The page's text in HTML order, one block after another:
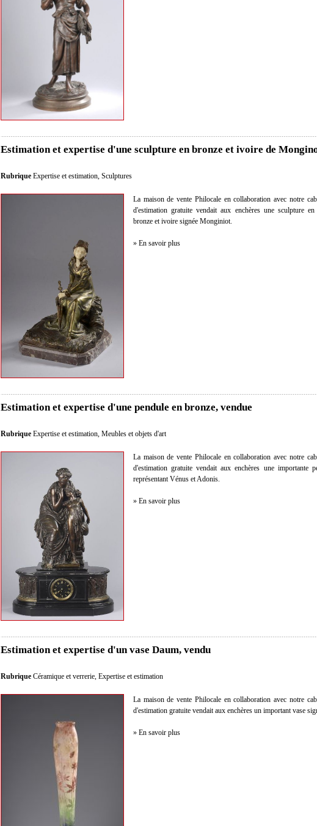
Estimation et expertise d'une sculpture en bronze et ivoire de
Rubrique Expertise et estimation, Sculptures
La maison de vente Philocale en collaboration avec notre
d'estimation gratuite vendait aux enchères une sculpture en
bronze et ivoire signée Monginiot.
» En savoir plus
Estimation et expertise d'une pendule en bronze, vendue
Rubrique Expertise et estimation, Meubles et objets d'art
La maison de vente Philocale en collaboration avec notre
d'estimation gratuite vendait aux enchères une importante
représentant Vénus et Adonis.
» En savoir plus
Estimation et expertise d'un vase Daum, vendu
Rubrique Céramique et verrerie, Expertise et estimation
La maison de vente Philocale en collaboration avec notre
d'estimation gratuite vendait aux enchères un important vase
» En savoir plus